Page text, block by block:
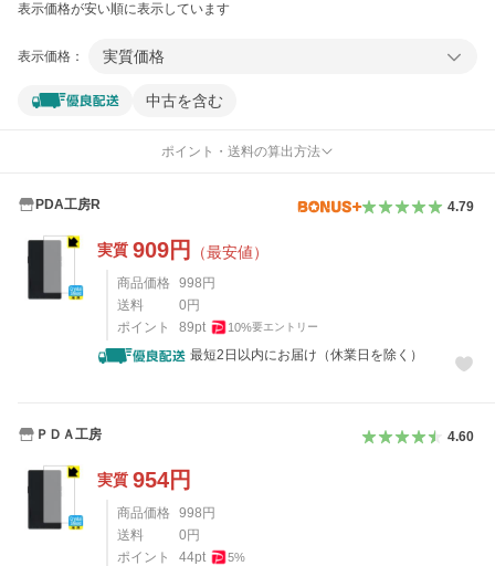
表示価格が安い順に表示しています
表示価格： 実質価格
中古を含む
ポイント・送料の算出方法
PDA工房R 4.79
実質 909円 （最安値）
商品価格 998 円
送料
0 円
ポイント
89pt 10%要エントリー
最短2日以内にお届け（休業日を除く）
ＰＤＡ工房 4.60
実質 954円
商品価格 998 円
送料
0 円
ポイント
44pt 5%